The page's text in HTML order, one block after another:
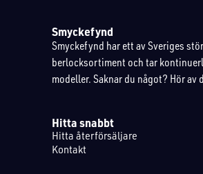
Smyckefynd
Smyckefynd har ett av Sveriges
berlocksortiment och tar
modeller. Saknar du något? Hör av
Hitta snabbt
Hitta återförsäljare
Kontakt